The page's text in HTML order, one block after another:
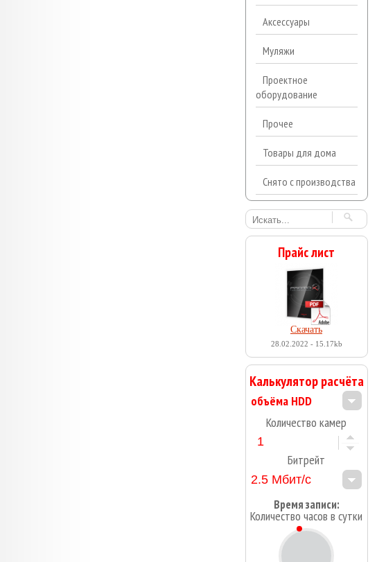
Аксессуары
Муляжи
Проектное
оборудование
Прочее
Товары для дома
Снято с производства
Прайс лист
Скачать
28.02.2022 - 15.17kb
Калькулятор расчёта
Количество камер
Битрейт
Время записи:
Количество часов в сутки